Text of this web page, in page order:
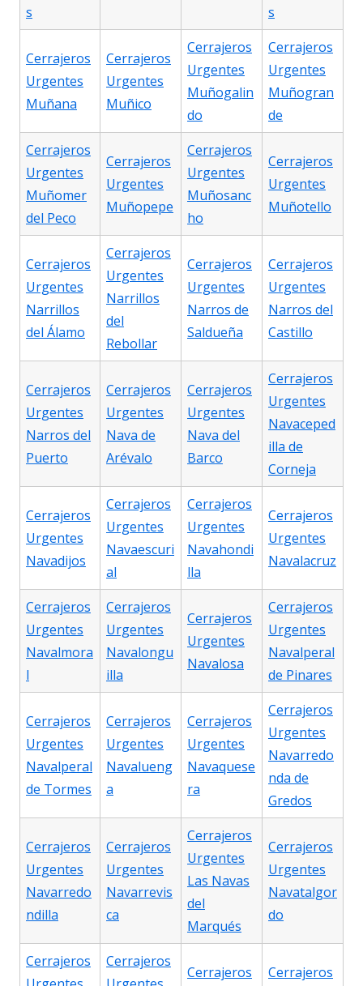
s
s
Cerrajeros
Urgentes
Muñana
Cerrajeros
Urgentes
Muñico
Cerrajeros
Urgentes
Muñogalin
do
Cerrajeros
Urgentes
Muñogran
de
Cerrajeros
Urgentes
Muñomer
del Peco
Cerrajeros
Urgentes
Muñopepe
Cerrajeros
Urgentes
Muñosanc
ho
Cerrajeros
Urgentes
Muñotello
Cerrajeros
Urgentes
Narrillos
del Álamo
Cerrajeros
Urgentes
Narrillos
del
Rebollar
Cerrajeros
Urgentes
Narros de
Saldueña
Cerrajeros
Urgentes
Narros del
Castillo
Cerrajeros
Urgentes
Narros del
Puerto
Cerrajeros
Urgentes
Nava de
Arévalo
Cerrajeros
Urgentes
Nava del
Barco
Cerrajeros
Urgentes
Navaceped
illa de
Corneja
Cerrajeros
Urgentes
Navadijos
Cerrajeros
Urgentes
Navaescuri
al
Cerrajeros
Urgentes
Navahondi
lla
Cerrajeros
Urgentes
Navalacruz
Cerrajeros
Urgentes
Navalmora
l
Cerrajeros
Urgentes
Navalongu
illa
Cerrajeros
Urgentes
Navalosa
Cerrajeros
Urgentes
Navalperal
de Pinares
Cerrajeros
Urgentes
Navalperal
de Tormes
Cerrajeros
Urgentes
Navalueng
a
Cerrajeros
Urgentes
Navaquese
ra
Cerrajeros
Urgentes
Navarredo
nda de
Gredos
Cerrajeros
Urgentes
Navarredo
ndilla
Cerrajeros
Urgentes
Navarrevis
ca
Cerrajeros
Urgentes
Las Navas
del
Marqués
Cerrajeros
Urgentes
Navatalgor
do
Cerrajeros
Cerrajeros
Cerrajeros Cerrajeros